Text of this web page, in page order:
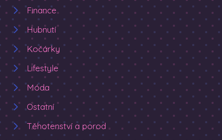
Finance
Hubnutí
Kočárky
Lifestyle
Móda
Ostatní
Těhotenství a porod